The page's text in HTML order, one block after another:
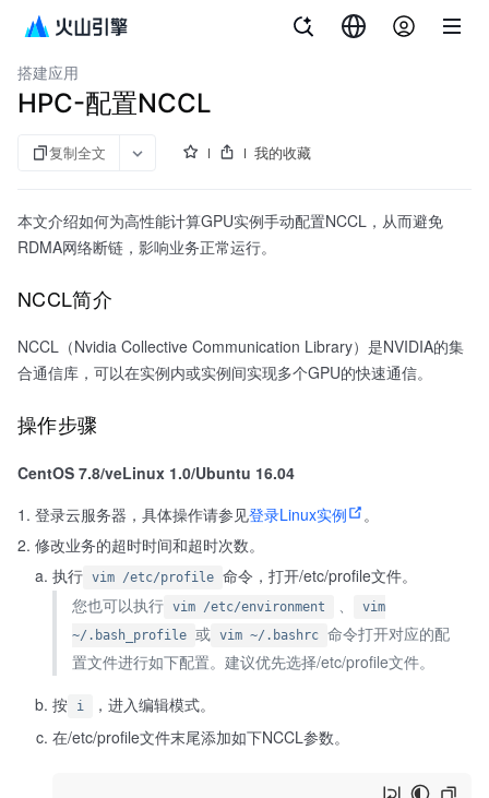
GPU云服务器
搭建应用
HPC-配置NCCL
复制全文 我的收藏
本文介绍如何为高性能计算GPU实例手动配置NCCL，从而避免
RDMA网络断链，影响业务正常运行。
NCCL简介
NCCL（Nvidia Collective Communication Library）是NVIDIA的集
合通信库，可以在实例内或实例间实现多个GPU的快速通信。
操作步骤
CentOS 7.8/veLinux 1.0/Ubuntu 16.04
登录云服务器，具体操作请参见登录Linux实例
。
修改业务的超时时间和超时次数。
执行 vim /etc/profile 命令，打开/etc/profile文件。
您也可以执行
vim /etc/environment
vim
~/.bash_profile
或 vim ~/.bashrc
命令打开对应的配
置文件进行如下配置。建议优先选择/etc/profile文件。
按
i
，进入编辑模式。
在/etc/profile文件末尾添加如下NCCL参数。